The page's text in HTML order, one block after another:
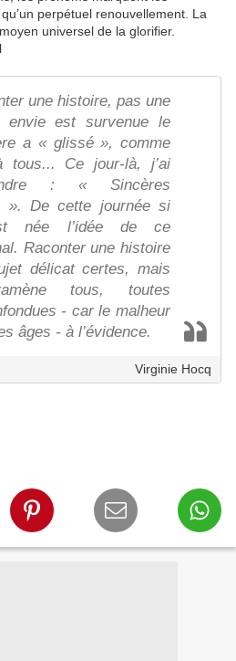
perpétuel renouvellement. La
universel de la glorifier.
une histoire, pas une
envie est survenue le
a « glissé », comme
tous... Ce jour-là, j’ai
: « Sincères
». De cette journée si
née l’idée de ce
Raconter une histoire
délicat certes, mais
tous, toutes
- car le malheur
âges - à l’évidence.
Virginie Hocq